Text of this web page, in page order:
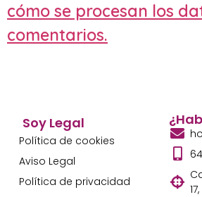
cómo se procesan los
comentarios.
Soy Legal
Política de cookies
Aviso Legal
Política de privacidad